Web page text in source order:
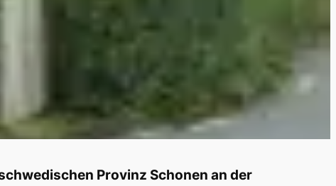
Provinz Schonen an der